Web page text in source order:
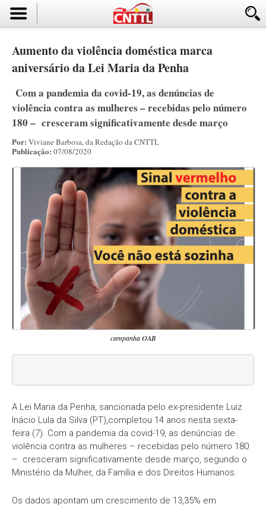
Aumento da violência doméstica marca
aniversário da Lei Maria da Penha
Com a pandemia da covid-19, as denúncias de
violência contra as mulheres – recebidas pelo número
180 – cresceram significativamente desde março
Por: Viviane Barbosa, da Redação da CNTTL
Publicação: 07/08/2020
campanha OAB
A Lei Maria da Penha, sancionada pelo ex-presidente Luiz
Inácio Lula da Silva (PT),completou 14 anos nesta sexta-
feira (7). Com a pandemia da covid-19, as denúncias de
violência contra as mulheres – recebidas pelo número 180
– cresceram significativamente desde março, segundo o
Ministério da Mulher, da Família e dos Direitos Humanos.
Os dados apontam um crescimento de 13,35% em